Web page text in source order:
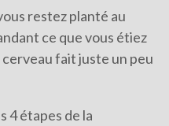
restez planté au
ce que vous étiez
fait juste un peu
4 étapes de la